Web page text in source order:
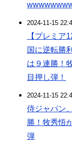
2024-11-15
【プレミア
国に逆転勝
は９連勝！
目押し弾！
2024-11-15
侍ジャパン
勝！牧秀悟
弾